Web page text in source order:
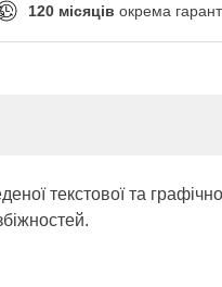
120 місяців окрема
текстової та